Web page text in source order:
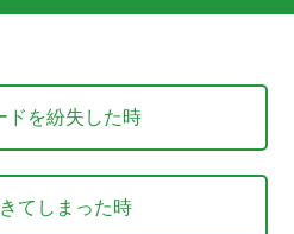
ドを紛失した時
てしまった時